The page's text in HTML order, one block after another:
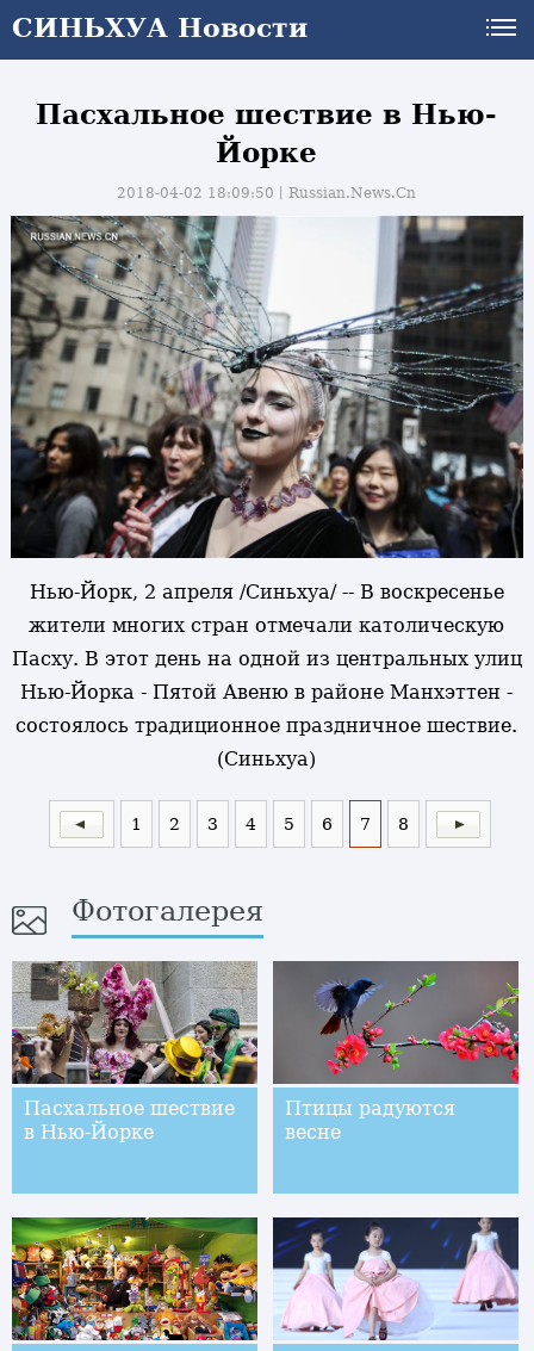
СИНЬХУА Новости
Пасхальное шествие в Нью-
Йорке
2018-04-02 18:09:50丨Russian.News.Cn
Нью-Йорк, 2 апреля /Синьхуа/ -- В воскресенье
жители многих стран отмечали католическую
Пасху. В этот день на одной из центральных улиц
Нью-Йорка - Пятой Авеню в районе Манхэттен -
состоялось традиционное праздничное шествие.
(Синьхуа)
1 2 3 4 5 6 7 8
Фотогалерея
Пасхальное шествие
в Нью-Йорке
Птицы радуются
весне